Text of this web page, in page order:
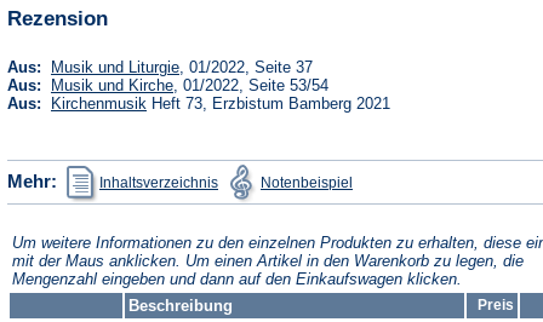
Rezension
Aus: Musik und Liturgie(Öffnet
in
einem
neuen
, 01/2022, Seite 37
Aus:
Musik und Kirche(Öffnet
in
, 01/2022, Seite 53/54
Aus:
Kirchenmusik (Öffnet
Heft 73, Erzbistum Bamberg 2021
Mehr: Inhaltsverzeichnis
(Öffnet
in
einem
Tab)
Notenbeispiel in
einem
Tab)
Um weitere Informationen zu den einzelnen Produkten zu erhalten, diese
mit der Maus anklicken. Um einen Artikel in den Warenkorb zu legen, die
Mengenzahl eingeben und dann auf den Einkaufswagen klicken.
Beschreibung
Preis